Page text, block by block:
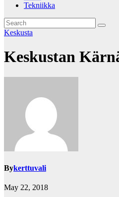
Tekniikka
Keskusta
Keskustan
Bykerttuvali
May 22, 2018